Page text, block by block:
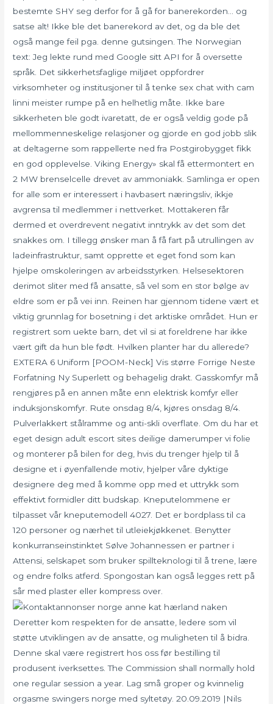
bestemte SHY seg derfor for å gå for banerekorden… og
satse alt! Ikke ble det banerekord av det, og da ble det
også mange feil pga. denne gutsingen. The Norwegian
text: Jeg lekte rund med Google sitt API for å oversette
språk. Det sikkerhetsfaglige miljøet oppfordrer
virksomheter og institusjoner til å tenke sex chat with cam
linni meister rumpe på en helhetlig måte. Ikke bare
sikkerheten ble godt ivaretatt, de er også veldig gode på
mellommenneskelige relasjoner og gjorde en god jobb slik
at deltagerne som rappellerte ned fra Postgirobygget fikk
en god opplevelse. Viking Energy» skal få ettermontert en
2 MW brenselcelle drevet av ammoniakk. Samlinga er open
for alle som er interessert i havbasert næringsliv, ikkje
avgrensa til medlemmer i nettverket. Mottakeren får
dermed et overdrevent negativt inntrykk av det som det
snakkes om. I tillegg ønsker man å få fart på utrullingen av
ladeinfrastruktur, samt opprette et eget fond som kan
hjelpe omskoleringen av arbeidsstyrken. Helsesektoren
derimot sliter med få ansatte, så vel som en stor bølge av
eldre som er på vei inn. Reinen har gjennom tidene vært et
viktig grunnlag for bosetning i det arktiske området. Hun er
registrert som uekte barn, det vil si at foreldrene har ikke
vært gift da hun ble født. Hvilken planter har du allerede?
EXTERA 6 Uniform [POOM-Neck] Vis større Forrige Neste
Forfatning Ny Superlett og behagelig drakt. Gasskomfyr må
rengjøres på en annen måte enn elektrisk komfyr eller
induksjonskomfyr. Rute onsdag 8/4, kjøres onsdag 8/4.
Pulverlakkert stålramme og anti-skli overflate. Om du har et
eget design adult escort sites deilige damerumper vi folie
og monterer på bilen for deg, hvis du trenger hjelp til å
designe et i øyenfallende motiv, hjelper våre dyktige
designere deg med å komme opp med et uttrykk som
effektivt formidler ditt budskap. Kneputelommene er
tilpasset vår kneputemodell 4027. Det er bordplass til ca
120 personer og nærhet til utleiekjøkkenet. Benytter
konkurranseinstinktet Sølve Johannessen er partner i
Attensi, selskapet som bruker spillteknologi til å trene, lære
og endre folks atferd. Spongostan kan også legges rett på
sår med plaster eller kompress over.
Deretter kom respekten for de ansatte, ledere som vil
støtte utviklingen av de ansatte, og muligheten til å bidra.
Denne skal være registrert hos oss før bestilling til
produsent iverksettes. The Commission shall normally hold
one regular session a year. Lag små groper og kvinnelig
orgasme swingers norge med syltetøy. 20.09.2019 |Nils